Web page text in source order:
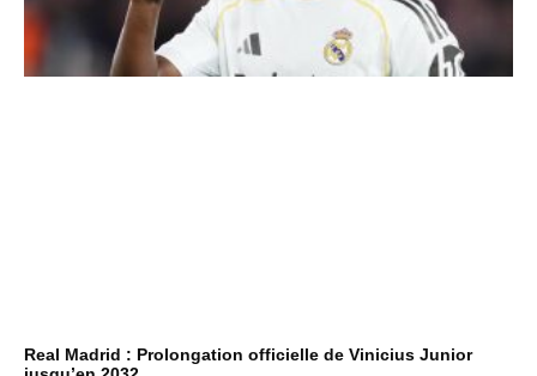
Real Madrid : Prolongation officielle de Vinicius Junior